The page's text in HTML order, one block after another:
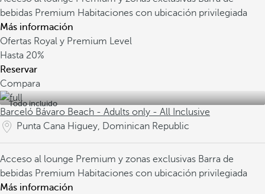
bebidas Premium Habitaciones con ubicación privilegiada
Más información
Ofertas Royal y Premium Level
Hasta 20%
Reservar
Compara
Todo incluido
Barceló Bávaro Beach - Adults only - All Inclusive
Punta Cana Higuey, Dominican Republic
Acceso al lounge Premium y zonas exclusivas Barra de
bebidas Premium Habitaciones con ubicación privilegiada
Más información